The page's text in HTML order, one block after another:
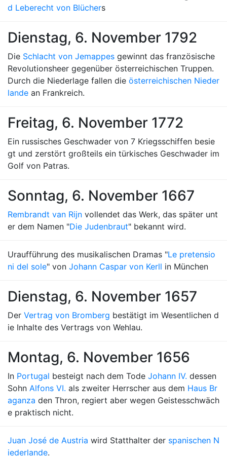
d Leberecht von Blüchers
Dienstag, 6. November 1792
Die Schlacht von Jemappes gewinnt das französische
Revolutionsheer gegenüber österreichischen Truppen.
Durch die Niederlage fallen die österreichischen Nieder
lande an Frankreich.
Freitag, 6. November 1772
Ein russisches Geschwader von 7 Kriegsschiffen besie
gt und zerstört großteils ein türkisches Geschwader im
Golf von Patras.
Sonntag, 6. November 1667
Rembrandt van Rijn vollendet das Werk, das später unt
er dem Namen "Die Judenbraut" bekannt wird.
Uraufführung des musikalischen Dramas "Le pretensio
ni del sole" von Johann Caspar von Kerll in München
Dienstag, 6. November 1657
Der Vertrag von Bromberg bestätigt im Wesentlichen d
ie Inhalte des Vertrags von Wehlau.
Montag, 6. November 1656
In Portugal besteigt nach dem Tode Johann IV. dessen
Sohn Alfons VI. als zweiter Herrscher aus dem Haus Br
aganza den Thron, regiert aber wegen Geistesschwäch
e praktisch nicht.
Juan José de Austria wird Statthalter der spanischen N
iederlande.